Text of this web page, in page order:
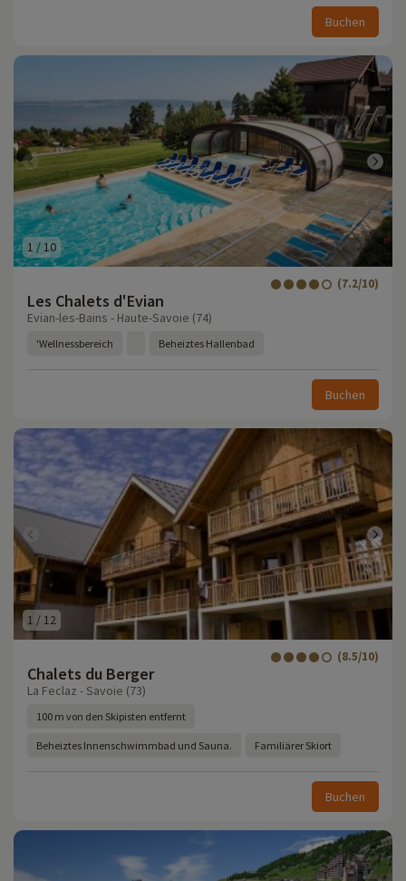
Buchen
1 /10
Les Chalets d'Evian
(7.2/10)
Evian-les-Bains - Haute-Savoie (74)
'Wellnessbereich Beheiztes Hallenbad
Buchen
1 / 12
Chalets du Berger
(8.5/10)
La Feclaz - Savoie (73)
100 m von den Skipisten entfernt
Beheiztes Innenschwimmbad und Sauna. Familiärer Skiort
Buchen